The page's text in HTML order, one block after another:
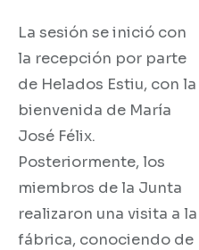
La sesión se inició con
la recepción por parte
de Helados Estiu, con la
bienvenida de María
José Félix.
Posteriormente, los
miembros de la Junta
realizaron una visita a la
fábrica, conociendo de